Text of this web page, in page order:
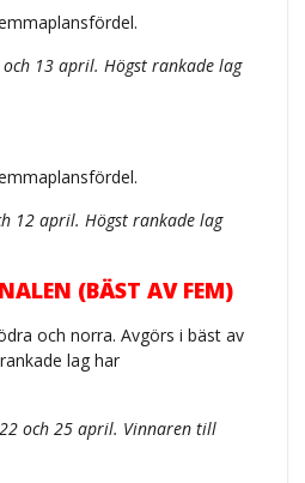
13 april. Högst rankade lag
12 april. Högst rankade lag
(BÄST AV FEM)
och norra. Avgörs i bäst av
lag har
och 25 april. Vinnaren till